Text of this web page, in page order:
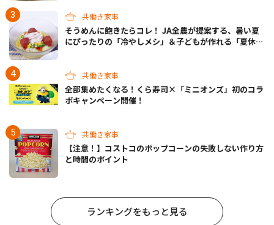
共働き家事
そうめんに飽きたらコレ！ JA全農が提案する、暑い夏
にぴったりの「冷やしメシ」＆子どもが作れる「夏休み
共働き家事
全部集めたくなる！くら寿司×「ミニオンズ」初のコラ
ボキャンペーン開催！
共働き家事
【注意！】コストコのポップコーンの失敗しない作り方
と時間のポイント
ランキングをもっと見る